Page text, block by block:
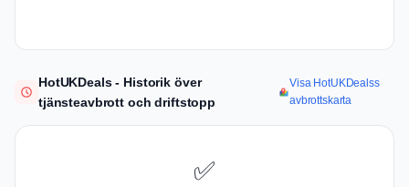
HotUKDeals - Historik över
tjänsteavbrott och driftstopp
Visa HotUKDealss
avbrottskarta
✅